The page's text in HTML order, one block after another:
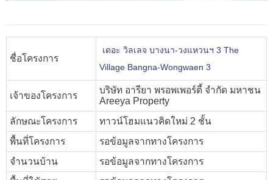
ชื่อโครงการ
เดอะ วิลเลจ บางนา-วงแหวนฯ 3 The
Village Bangna-Wongwaen 3
เจ้าของโครงการ
บริษัท อารียา พรอพเพอร์ตี้ จำกัด มหาชน
Areeya Property
ลักษณะโครงการ
ทาวน์โฮมแนวคิดใหม่ 2 ชั้น
พื้นที่โครงการ
รอข้อมูลจากทางโครงการ
จำนวนบ้าน
รอข้อมูลจากทางโครงการ